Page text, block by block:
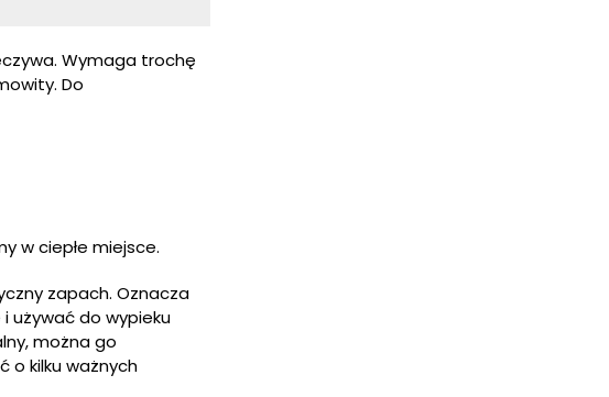
Wymaga trochę
Do
w ciepłe miejsce.
zapach. Oznacza
używać do wypieku
można go
o kilku ważnych